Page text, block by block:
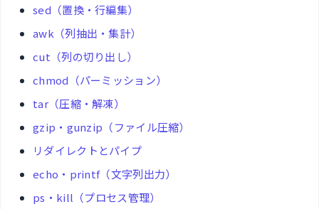
sed（置換・行編集）
awk（列抽出・集計）
cut（列の切り出し）
chmod（パーミッション）
tar（圧縮・解凍）
gzip・gunzip（ファイル圧縮）
リダイレクトとパイプ
echo・printf（文字列出力）
ps・kill（プロセス管理）